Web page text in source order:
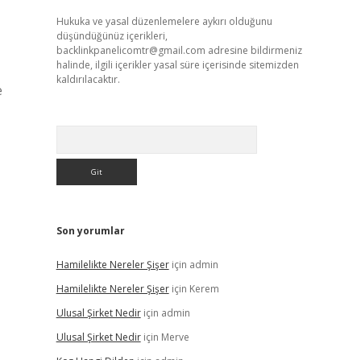
Hukuka ve yasal düzenlemelere aykırı olduğunu
düşündüğünüz içerikleri,
backlinkpanelicomtr@gmail.com adresine bildirmeniz
halinde, ilgili içerikler yasal süre içerisinde sitemizden
kaldırılacaktır.
Son yorumlar
Hamilelikte Nereler Şişeriçin admin
Hamilelikte Nereler Şişeriçin Kerem
Ulusal Şirket Nediriçin admin
Ulusal Şirket Nediriçin Merve